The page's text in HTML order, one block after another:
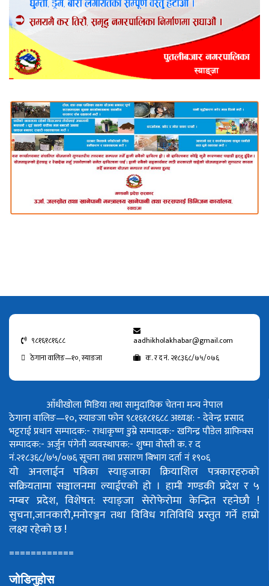
९८१६१८१६८८
aadhikholakhabar@gmail.com
ठेगाना वालिङ—१०, स्याङजा
क. र द नं. २१८३६८/७५/०७६
आँधीखोला मिडिया तथा सामुदायिक चेतना मन्च नेपाल
ठेगाना वालिङ—१०, स्याङजा फोन ९८१६१८१६८८अध्यक्ष: - देवेन्द्र प्रसाद
भट्टराईप्रधान सम्पादक:- राधाकृष्ण डुम्रेसम्पादक:- खगिन्द्र पौडेलग्राफिक्स
सम्पादक:- अर्जुन पंगेनीव्यवस्थापक:- शुष्मा वोस्तीक. र द
नं.२१८३६८/७५/०७६सूचना तथा प्रसारण बिभाग दर्ता नं १९०६
यो अनलाईन पत्रिका स्याङ्जाका क्रियाशिल पत्रकारहरुको
सक्रियतामा सञ्चालनमा ल्याईएको हो । हामी गण्डकी प्रदेश र ५
नम्बर प्रदेश, विशेषत: स्याङ्जा सेरोफेरोमा केन्द्रित रहनेछौ !
सुचना,जानकारी,मनोरञ्जन तथा विविध गतिविधि प्रस्तुत गर्ने हाम्रो
लक्ष्य रहेको छ !
============
जोडिनुहोस